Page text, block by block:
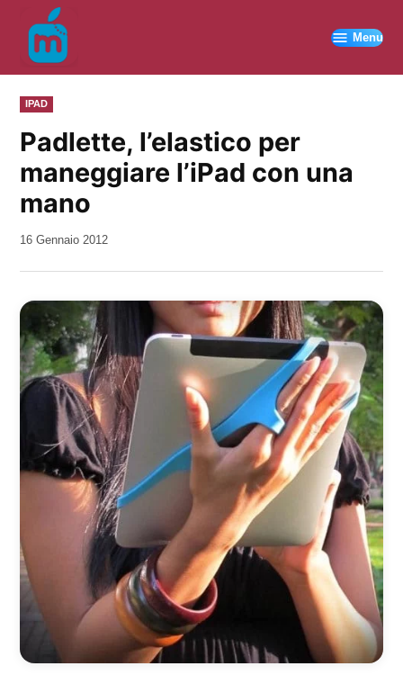
contenuto
Menu
PUBBLICATO
IN
IPAD
Padlette, l’elastico per
maneggiare l’iPad con una
mano
da
16 Gennaio 2012